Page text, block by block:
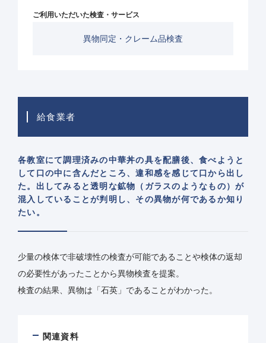
ご利用いただいた検査・サービス
異物同定・クレーム品検査
給食業者
各教室にて調理済みの中華丼の具を配膳後、食べようと
して口の中に含んだところ、違和感を感じて口から出し
た。出してみると透明な鉱物（ガラスのようなもの）が
混入していることが判明し、その異物が何であるか知り
たい。
少量の検体で非破壊性の検査が可能であることや検体の返却
の必要性があったことから異物検査を提案。
検査の結果、異物は「石英」であることがわかった。
関連資料